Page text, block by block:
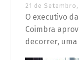
21 de Setembro,
O executivo
Coimbra
decorrer, uma